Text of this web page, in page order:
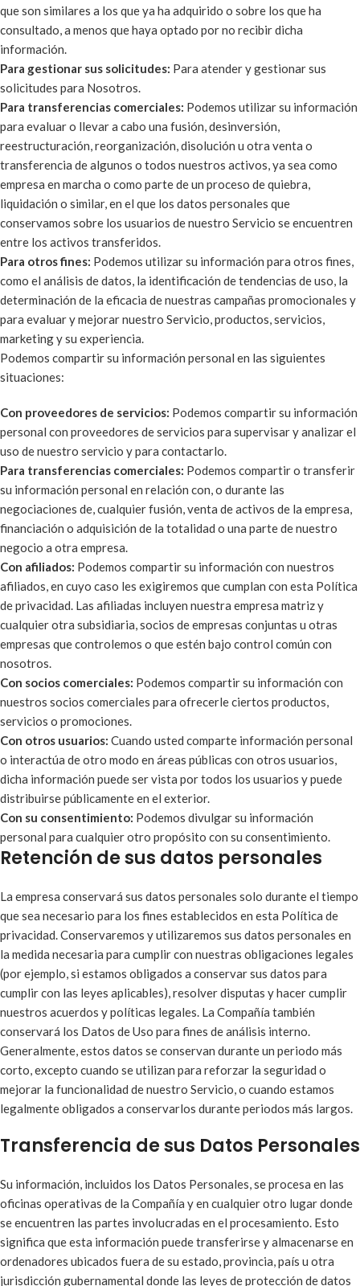
que son similares a los que ya ha adquirido o sobre los que ha
consultado, a menos que haya optado por no recibir dicha
información.
Para gestionar sus solicitudes: Para atender y gestionar sus
solicitudes para Nosotros.
Para transferencias comerciales: Podemos utilizar su información
para evaluar o llevar a cabo una fusión, desinversión,
reestructuración, reorganización, disolución u otra venta o
transferencia de algunos o todos nuestros activos, ya sea como
empresa en marcha o como parte de un proceso de quiebra,
liquidación o similar, en el que los datos personales que
conservamos sobre los usuarios de nuestro Servicio se encuentren
entre los activos transferidos.
Para otros fines: Podemos utilizar su información para otros fines,
como el análisis de datos, la identificación de tendencias de uso, la
determinación de la eficacia de nuestras campañas promocionales y
para evaluar y mejorar nuestro Servicio, productos, servicios,
marketing y su experiencia.
Podemos compartir su información personal en las siguientes
situaciones:
Con proveedores de servicios: Podemos compartir su información
personal con proveedores de servicios para supervisar y analizar el
uso de nuestro servicio y para contactarlo.
Para transferencias comerciales: Podemos compartir o transferir
su información personal en relación con, o durante las
negociaciones de, cualquier fusión, venta de activos de la empresa,
financiación o adquisición de la totalidad o una parte de nuestro
negocio a otra empresa.
Con afiliados: Podemos compartir su información con nuestros
afiliados, en cuyo caso les exigiremos que cumplan con esta Política
de privacidad. Las afiliadas incluyen nuestra empresa matriz y
cualquier otra subsidiaria, socios de empresas conjuntas u otras
empresas que controlemos o que estén bajo control común con
nosotros.
Con socios comerciales: Podemos compartir su información con
nuestros socios comerciales para ofrecerle ciertos productos,
servicios o promociones.
Con otros usuarios: Cuando usted comparte información personal
o interactúa de otro modo en áreas públicas con otros usuarios,
dicha información puede ser vista por todos los usuarios y puede
distribuirse públicamente en el exterior.
Con su consentimiento: Podemos divulgar su información
personal para cualquier otro propósito con su consentimiento.
Retención de sus datos personales
La empresa conservará sus datos personales solo durante el tiempo
que sea necesario para los fines establecidos en esta Política de
privacidad. Conservaremos y utilizaremos sus datos personales en
la medida necesaria para cumplir con nuestras obligaciones legales
(por ejemplo, si estamos obligados a conservar sus datos para
cumplir con las leyes aplicables), resolver disputas y hacer cumplir
nuestros acuerdos y políticas legales. La Compañía también
conservará los Datos de Uso para fines de análisis interno.
Generalmente, estos datos se conservan durante un periodo más
corto, excepto cuando se utilizan para reforzar la seguridad o
mejorar la funcionalidad de nuestro Servicio, o cuando estamos
legalmente obligados a conservarlos durante periodos más largos.
Transferencia de sus Datos Personales
Su información, incluidos los Datos Personales, se procesa en las
oficinas operativas de la Compañía y en cualquier otro lugar donde
se encuentren las partes involucradas en el procesamiento. Esto
significa que esta información puede transferirse y almacenarse en
ordenadores ubicados fuera de su estado, provincia, país u otra
jurisdicción gubernamental donde las leyes de protección de datos